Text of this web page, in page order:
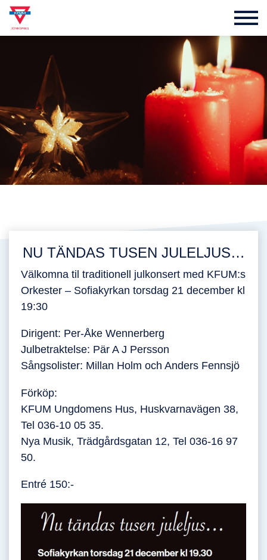
NU TÄNDAS TUSEN JULELJUS…
Välkomna til traditionell julkonsert med KFUM:s
Orkester – Sofiakyrkan torsdag 21 december kl
19:30
Dirigent: Per-Åke Wennerberg
Julbetraktelse: Pär A J Persson
Sångsolister: Millan Holm och Anders Fennsjö
Förköp:
KFUM Ungdomens Hus, Huskvarnavägen 38,
Tel 036-10 05 35.
Nya Musik, Trädgårdsgatan 12, Tel 036-16 97
50.
Entré 150:-